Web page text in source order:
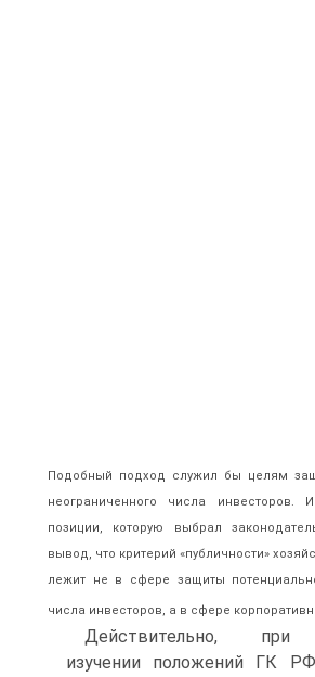
Подобный подход служил бы целям
неограниченного числа
позиции, которую выбрал
вывод, что критерий «публичности»
лежит не в сфере защиты
числа инвесторов, а в сфере
Действительно, при
изучении положений ГК